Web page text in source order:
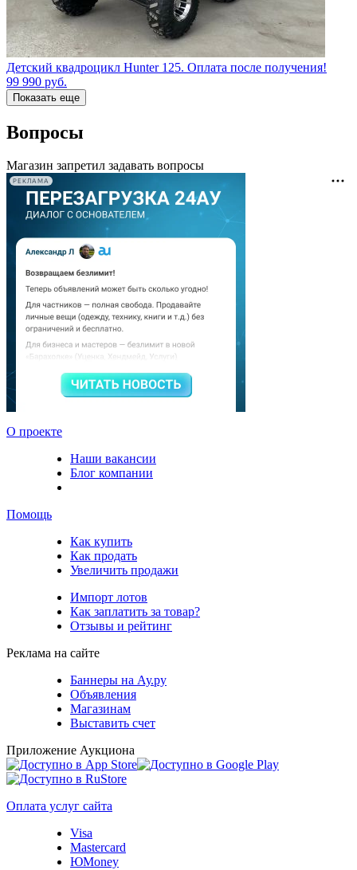
Детский квадроцикл Hunter 125. Оплата после получения!
99 990 руб.
Показать еще
Вопросы
Магазин запретил задавать вопросы
РЕКЛАМА
О проекте
Наши вакансии
Блог компании
Помощь
Как купить
Как продать
Увеличить продажи
Импорт лотов
Как заплатить за товар?
Отзывы и рейтинг
Реклама на сайте
Баннеры на Ау.ру
Объявления
Магазинам
Выставить счет
Приложение Аукциона
Оплата услуг сайта
Visa
Mastercard
ЮMoney